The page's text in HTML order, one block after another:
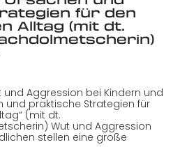
für den
Alltag (mit dt.
und Aggression bei Kindern und
und praktische Strategien für
(mit dt.
Wut und Aggression
stellen eine große